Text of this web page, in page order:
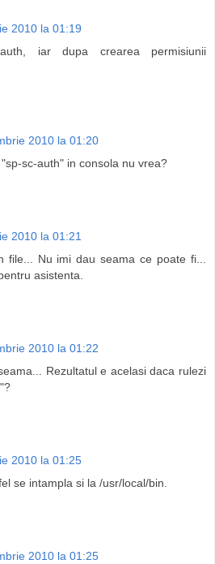
2010 la 01:19
auth, iar dupa crearea permisiunii
2010 la 01:20
sc-auth" in consola nu vrea?
2010 la 01:21
file... Nu imi dau seama ce poate fi...
asistenta.
2010 la 01:22
Rezultatul e acelasi daca rulezi
2010 la 01:25
se intampla si la /usr/local/bin.
2010 la 01:25